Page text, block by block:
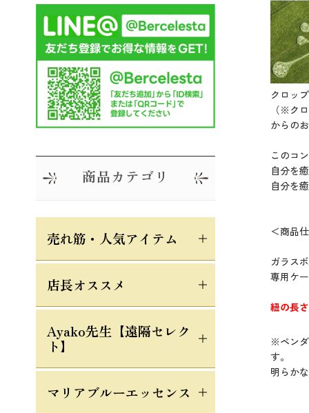
クロッ
（※ク
からの
このコ
自分を
自分を
＜商品
ガラス
専用ケ
紐の長
※ペン
す。
明らか
商品カテゴリ
売れ筋・人気アイテム
店長オススメ
Ayako先生【遠隔セレク
ト】
マリアブルーエッセンス